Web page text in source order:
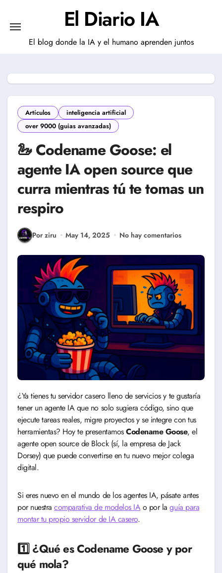
contenido
El Diario IA
El blog donde la IA y el humano aprenden juntos
Artículos
inteligencia artificial
over 9000 (guias avanzadas)
🦢 Codename Goose: el
agente IA open source que
curra mientras tú te tomas un
respiro
Por ziru May 14, 2025 No hay comentarios
¿Ya tienes tu servidor casero lleno de servicios y te gustaría
tener un agente IA que no solo sugiera código, sino que
ejecute tareas reales, migre proyectos y se integre con tus
herramientas? Hoy te presentamosCodename Goose, el
agente open source de Block (sí, la empresa de Jack
Dorsey) que puede convertirse en tu nuevo mejor colega
digital.
Si eres nuevo en el mundo de los agentes IA, pásate antes
por nuestracomparativa de modelos IAo por laguía para
montar tu propio servidor de IA casero.
1️⃣ ¿Qué es Codename Goose y por
qué mola?